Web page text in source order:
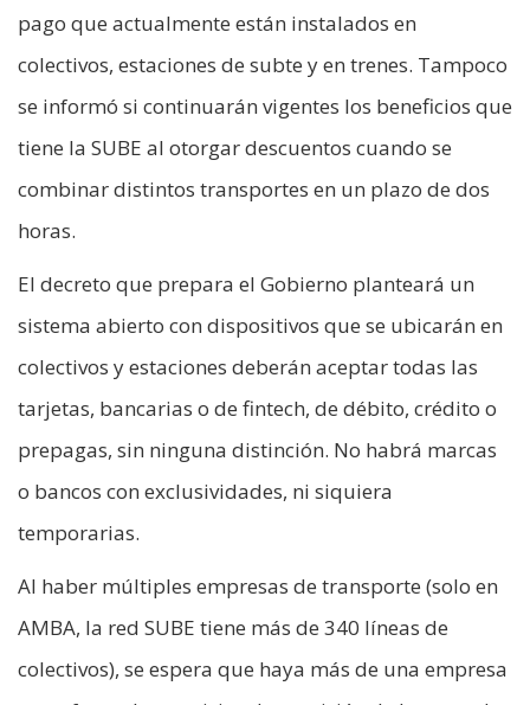
pago que actualmente están instalados en
colectivos, estaciones de subte y en trenes. Tampoco
se informó si continuarán vigentes los beneficios que
tiene la SUBE al otorgar descuentos cuando se
combinar distintos transportes en un plazo de dos
horas.
El decreto que prepara el Gobierno planteará un
sistema abierto con dispositivos que se ubicarán en
colectivos y estaciones deberán aceptar todas las
tarjetas, bancarias o de fintech, de débito, crédito o
prepagas, sin ninguna distinción. No habrá marcas
o bancos con exclusividades, ni siquiera
temporarias.
Al haber múltiples empresas de transporte (solo en
AMBA, la red SUBE tiene más de 340 líneas de
colectivos), se espera que haya más de una empresa